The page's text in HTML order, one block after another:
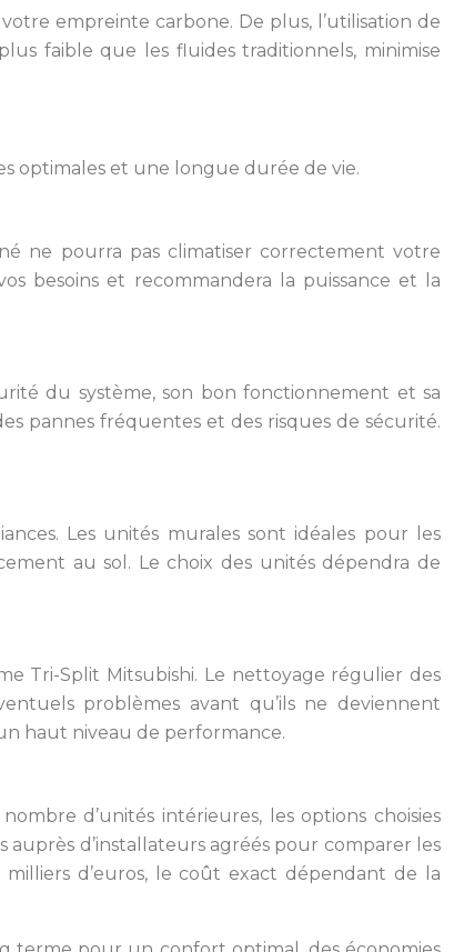
empreinte carbone. De plus, l’utilisation de
faible que les fluides traditionnels, minimise
optimales et une longue durée de vie.
ne pourra pas climatiser correctement votre
besoins et recommandera la puissance et la
du système, son bon fonctionnement et sa
pannes fréquentes et des risques de sécurité.
Les unités murales sont idéales pour les
au sol. Le choix des unités dépendra de
Tri-Split Mitsubishi. Le nettoyage régulier des
problèmes avant qu’ils ne deviennent
haut niveau de performance.
d’unités intérieures, les options choisies
d’installateurs agréés pour comparer les
d’euros, le coût exact dépendant de la